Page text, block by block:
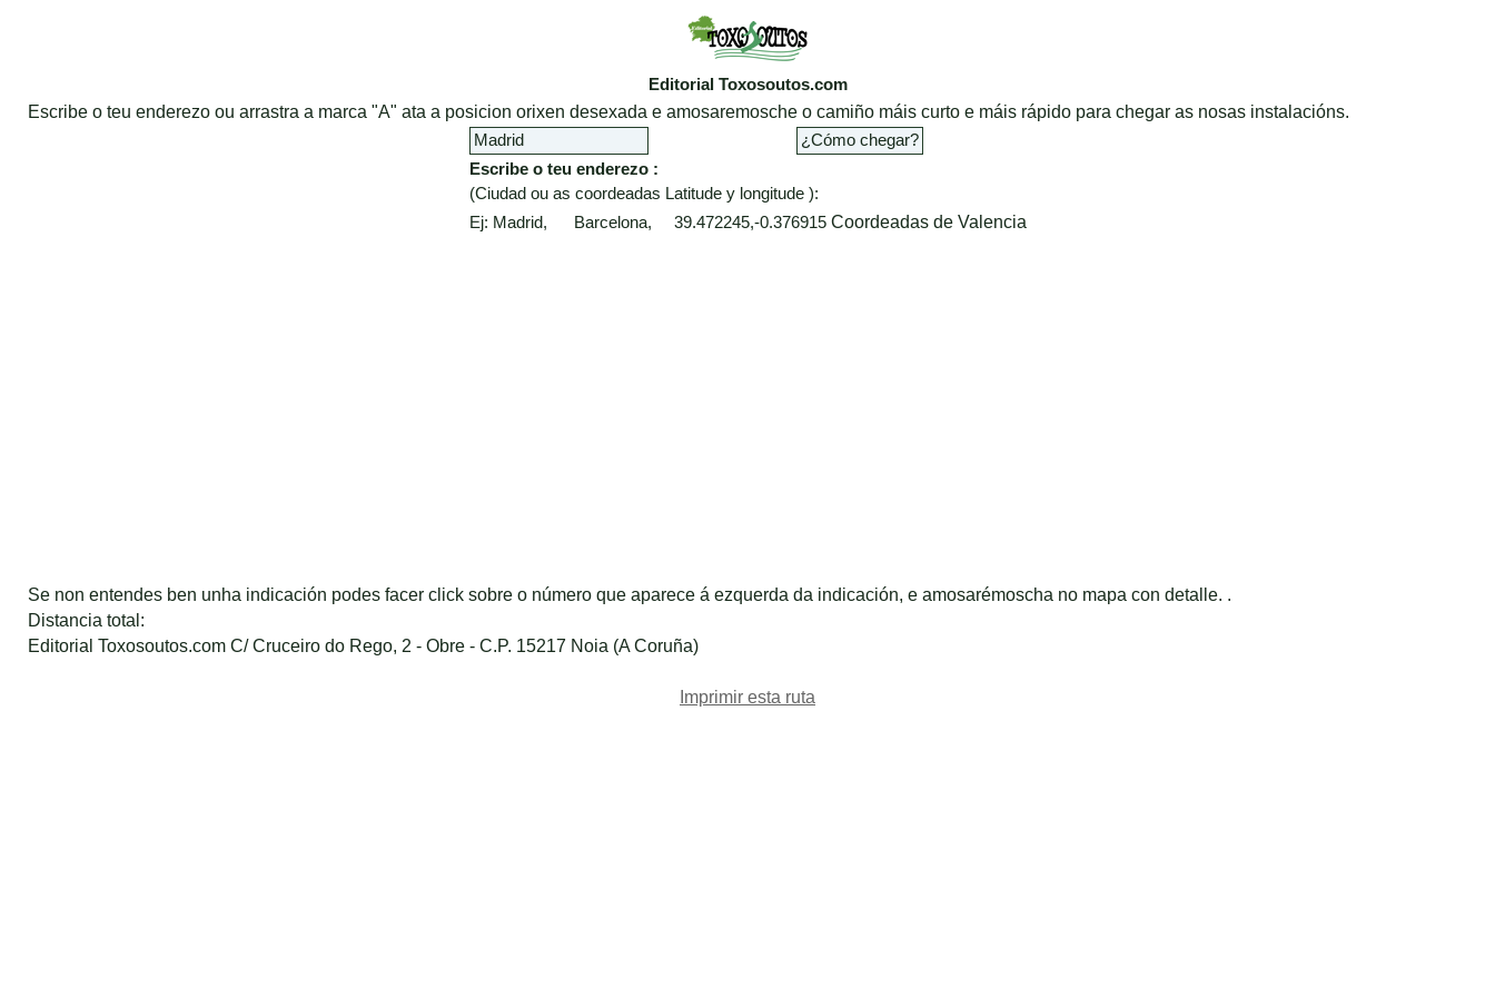
Editorial Toxosoutos.com
Escribe o teu enderezo ou arrastra a marca "A" ata a posicion orixen desexada e amosaremosche o camiño máis curto e máis rápido para chegar as nosas instalacións.
Escribe o teu enderezo :
(Ciudad ou as coordeadas Latitude y longitude ):
Ej: Madrid, Barcelona, 39.472245,-0.376915 Coordeadas de Valencia
Se non entendes ben unha indicación podes facer click sobre o número que aparece á ezquerda da indicación, e amosarémoscha no mapa con detalle. .
Distancia total:
Editorial Toxosoutos.com C/ Cruceiro do Rego, 2 - Obre - C.P. 15217 Noia (A Coruña)
Imprimir esta ruta